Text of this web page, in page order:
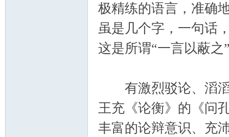
极精练的语言，准确
虽是几个字，一句话
这是所谓“一言以蔽
有激烈驳论、滔滔
王充《论衡》的《问
丰富的论辩意识、充